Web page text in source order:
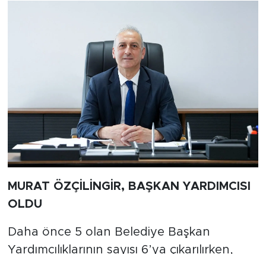
MURAT ÖZÇİLİNGİR, BAŞKAN YARDIMCISI
OLDU
Daha önce 5 olan Belediye Başkan
Yardımcılıklarının sayısı 6’ya çıkarılırken,